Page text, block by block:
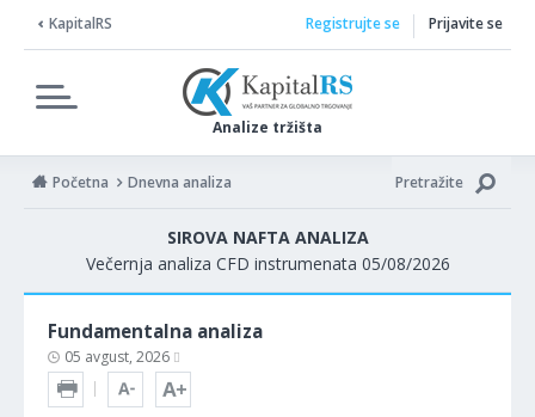
KapitalRS
Analize tržišta
Registrujte se Prijavite se
Početna Dnevna analiza Pretražite
SIROVA NAFTA ANALIZA
Večernja analiza CFD instrumenata 05/08/2026
Fundamentalna analiza
05 avgust, 2026